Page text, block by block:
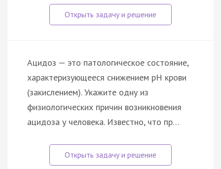
Ацидоз — это патологическое состояние,
характеризующееся снижением pH крови
(закислением). Укажите одну из
физиологических причин возникновения
ацидоза у человека. Известно, что пр…